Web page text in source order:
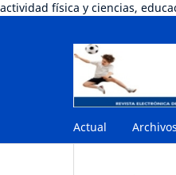
actividad física y ciencias,
Actual Archivos